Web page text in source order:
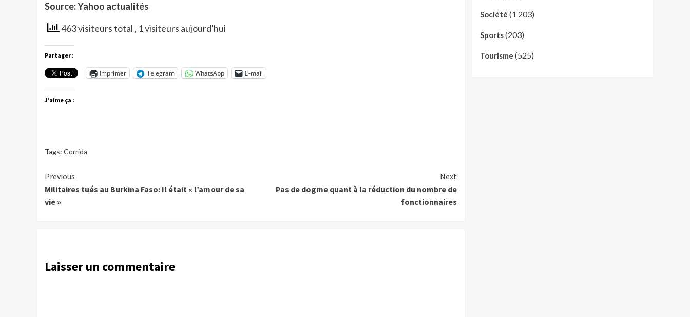
Source: Yahoo actualités
463 visiteurs total , 1 visiteurs aujourd'hui
Partager :
Imprimer Telegram WhatsApp E-mail
J’aime ça :
Tags: Corrida
Continue
Reading
Previous
Militaires tués au Burkina Faso: Il était « l’amour de sa
vie »
Next
Pas de dogme quant à la réduction du nombre de
fonctionnaires
Laisser un commentaire
Société (1 203)
Sports(203)
Tourisme (525)